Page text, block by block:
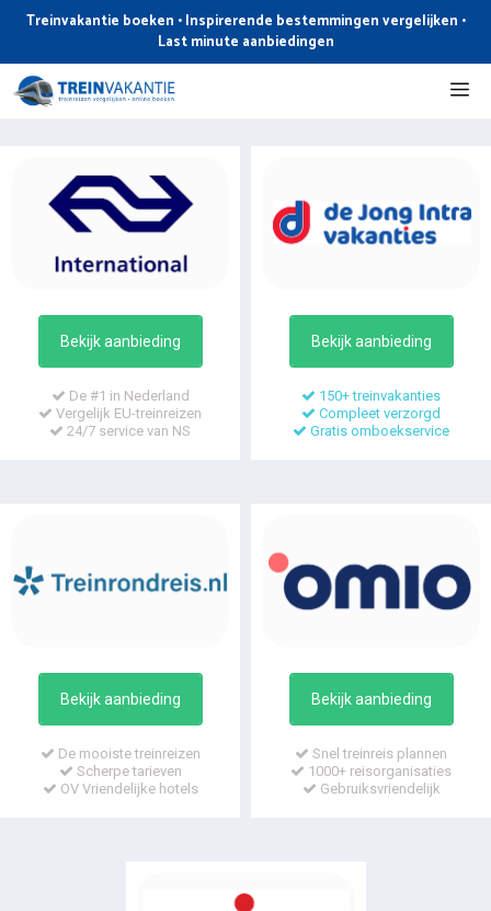
de
inhoud
Treinvakantie boeken • Inspirerende bestemmingen vergelijken •
Last minute aanbiedingen
Bekijk aanbieding
De #1 in Nederland
Vergelijk EU-treinreizen
24/7 service van NS
Bekijk aanbieding
150+ treinvakanties
Compleet verzorgd
Gratis omboekservice
Bekijk aanbieding
De mooiste treinreizen
Scherpe tarieven
OV Vriendelijke hotels
Bekijk aanbieding
Snel treinreis plannen
1000+ reisorganisaties
Gebruiksvriendelijk